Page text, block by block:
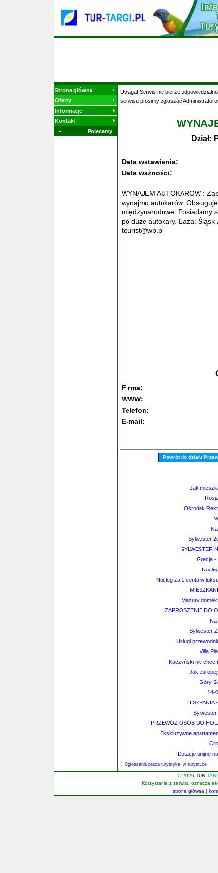
Strona główna
Oferty
Informacje
Kontakt
Polecamy
Uwaga! Serwis nie bierze
serwisu prosimy zgłaszać
Dział:
Data wstawienia:
Data ważności:
WYNAJEM AUTOKAROW :
wynajmu autokarów.
międzynarodowe. Posiadamy
po duże autokary. Baza:
tourist@wp.pl
Firma:
WWW:
Telefon:
E-mail:
Powrót do działu
Jak
Ośrodek
Sylwester
SYLWESTER
Grecja -
Nocleg za 1 centa w
Mazury
ZAPROSZENIE DO
Na
Sylwester
Usługi
Villa
Kaczyński nie chce
Jak
Góry
14-
HISZPANIA
Sylwester
PRZEWÓZ OSÓB DO
Ekskluzywne
Dotacje unijne
Ogłoszenia praca turystyka, w turystyce
© 2026 TUR-
Korzystanie z serwisu oznacza
strona główna |